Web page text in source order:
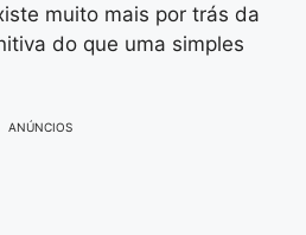
muito mais por trás da
do que uma simples
ANÚNCIOS